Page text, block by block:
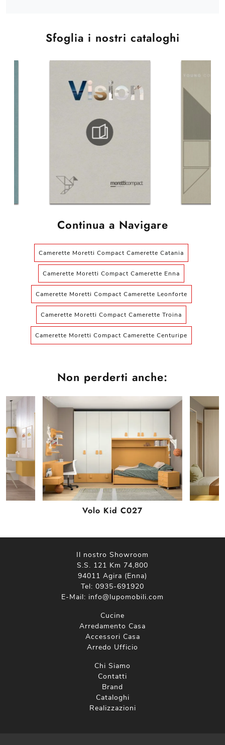
Sfoglia i nostri cataloghi
Continua a Navigare
Camerette Moretti Compact Camerette Catania
Camerette Moretti Compact Camerette Enna
Camerette Moretti Compact Camerette Leonforte
Camerette Moretti Compact Camerette Troina
Camerette Moretti Compact Camerette Centuripe
Non perderti anche:
Volo Kid C027
Il nostro Showroom
S.S. 121 Km 74,800
94011 Agira (Enna)
Tel: 0935-691920
E-Mail: info@lupomobili.com
Cucine
Arredamento Casa
Accessori Casa
Arredo Ufficio
Chi Siamo
Contatti
Brand
Cataloghi
Realizzazioni